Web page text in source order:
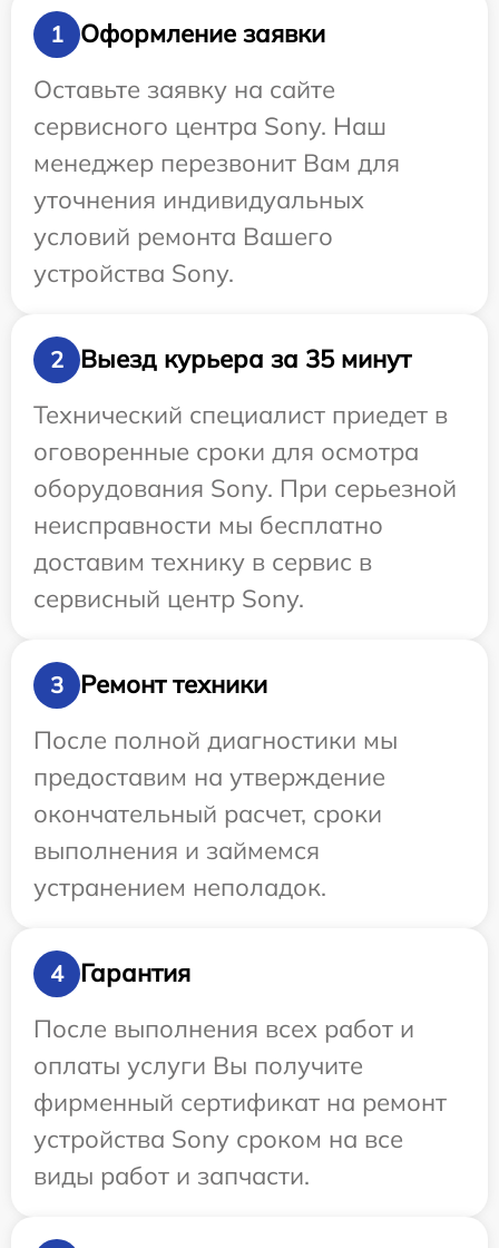
1
Оформление заявки
Оставьте заявку на сайте
сервисного центра Sony. Наш
менеджер перезвонит Вам для
уточнения индивидуальных
условий ремонта Вашего
устройства Sony.
2
Выезд курьера за 35 минут
Технический специалист приедет в
оговоренные сроки для осмотра
оборудования Sony. При серьезной
неисправности мы бесплатно
доставим технику в сервис в
сервисный центр Sony.
3
Ремонт техники
После полной диагностики мы
предоставим на утверждение
окончательный расчет, сроки
выполнения и займемся
устранением неполадок.
4
Гарантия
После выполнения всех работ и
оплаты услуги Вы получите
фирменный сертификат на ремонт
устройства Sony сроком на все
виды работ и запчасти.